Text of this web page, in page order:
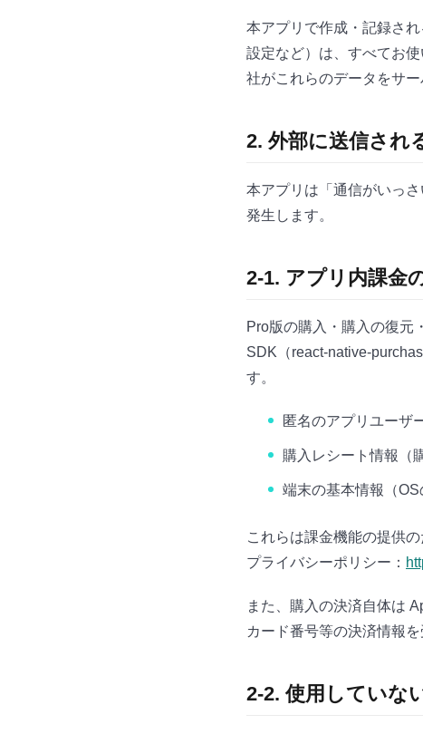
本アプリで作成・記録さ
設定など）は、すべてお
社がこれらのデータをサ
2. 外部に送信され
本アプリは「通信がいっ
発生します。
2-1. アプリ内課金
Pro版の購入・購入の復元
SDK（react-native-
す。
匿名のアプリユーザ
購入レシート情報（
端末の基本情報（
これらは課金機能の提供
プライバシーポリシー：
また、購入の決済自体は
カード番号等の決済情報
2-2. 使用していな